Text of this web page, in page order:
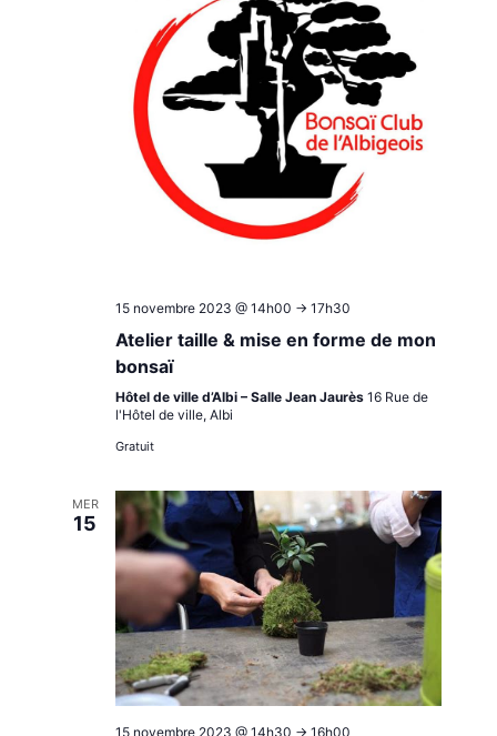
15 novembre 2023 @ 14h00 -> 17h30
Atelier taille & mise en forme de mon
bonsaï
Hôtel de ville d’Albi – Salle Jean Jaurès 16 Rue de
l'Hôtel de ville, Albi
Gratuit
MER
15
15 novembre 2023 @ 14h30 -> 16h00